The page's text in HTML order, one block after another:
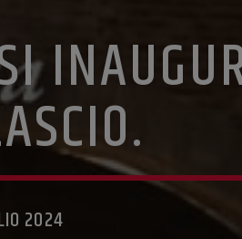
2024